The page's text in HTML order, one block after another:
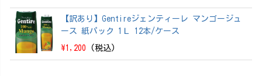
【訳あり】Gentireジェンティーレ マンゴージュ
ース 紙パック 1Ｌ 12本/ケース
\1,200 (税込)